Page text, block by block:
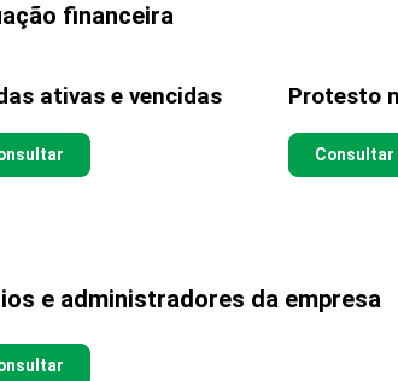
financeira
ativas e vencidas Protesto
Consultar
e administradores da empresa